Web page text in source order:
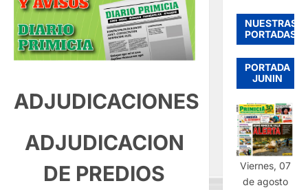
ADJUDICACIONES
ADJUDICACION
DE PREDIOS
NUESTRAS
PORTADAS
PORTADA
JUNIN
Viernes, 07
de agosto